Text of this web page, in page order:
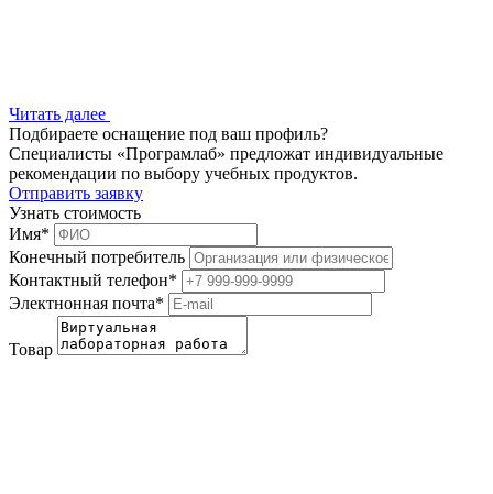
Читать далее
Подбираете оснащение под ваш профиль?
Специалисты «Програмлаб» предложат индивидуальные
рекомендации по выбору учебных продуктов.
Отправить заявку
Узнать стоимость
Имя*
Конечный потребитель
Контактный телефон*
Электнонная почта*
Товар